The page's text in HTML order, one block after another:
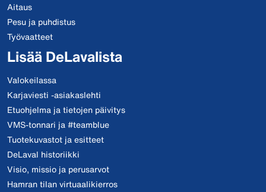
Aitaus
Pesu ja puhdistus
Työvaatteet
Lisää DeLavalista
Valokeilassa
Karjaviesti -asiakaslehti
Etuohjelma ja tietojen päivitys
VMS-tonnari ja #teamblue
Tuotekuvastot ja esitteet
DeLaval historiikki
Visio, missio ja perusarvot
Hamran tilan virtuaalikierros